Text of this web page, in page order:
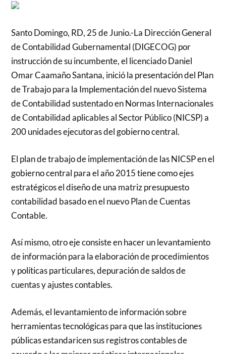
Santo Domingo, RD, 25 de Junio.-La Dirección General
de Contabilidad Gubernamental (DIGECOG) por
instrucción de su incumbente, el licenciado Daniel
Omar Caamaño Santana, inició la presentación del Plan
de Trabajo para la Implementación del nuevo Sistema
de Contabilidad sustentado en Normas Internacionales
de Contabilidad aplicables al Sector Público (NICSP) a
200 unidades ejecutoras del gobierno central.
El plan de trabajo de implementación de las NICSP en el
gobierno central para el año 2015 tiene como ejes
estratégicos el diseño de una matriz presupuesto
contabilidad basado en el nuevo Plan de Cuentas
Contable.
Así mismo, otro eje consiste en hacer un levantamiento
de información para la elaboración de procedimientos
y políticas particulares, depuración de saldos de
cuentas y ajustes contables.
Además, el levantamiento de información sobre
herramientas tecnológicas para que las instituciones
públicas estandaricen sus registros contables de